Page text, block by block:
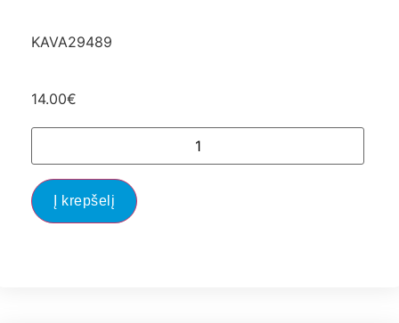
KAVA29489
14.00€
Į krepšelį